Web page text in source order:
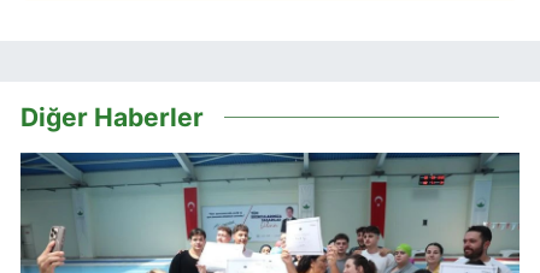
Diğer Haberler